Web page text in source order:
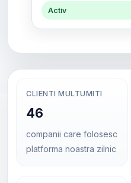
Activ
CLIENTI MULTUMITI
46
companii care folosesc
platforma noastra zilnic